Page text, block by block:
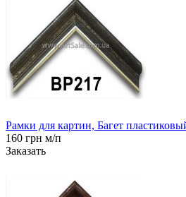
Рамки для картин, Багет
160 грн м/п
Заказать